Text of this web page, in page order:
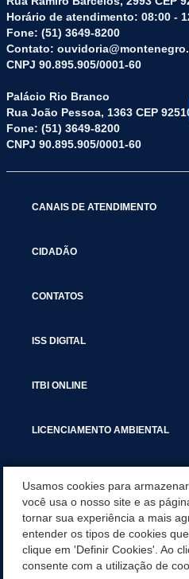
Horário de atendimento: 08:00 -
Fone: (51) 3649-8200
Contato:
CNPJ 90.895.905/0001-60
Palácio Rio Branco
Rua João Pessoa, 1363 CEP
Fone: (51) 3649-8200
CNPJ 90.895.905/0001-60
CANAIS DE ATENDIMENTO
CIDADÃO
CONTATOS
ISS DIGITAL
ITBI ONLINE
LICENCIAMENTO AMBIENTAL
SERVIÇOS
SERVIÇOS DO DEPARTAMENTO
Usamos cookies para
você usa o nosso site e as
tornar sua experiência a mais
entender os tipos de cookies
clique em 'Definir Cookies'. Ao
consente com a utilização de